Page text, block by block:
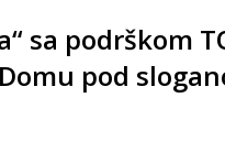
sa podrškom
pod